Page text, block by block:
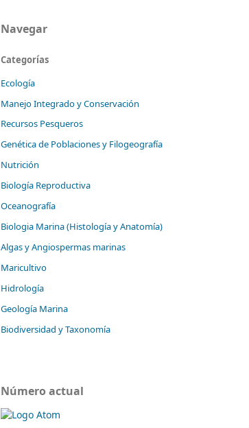
Navegar
Categorías
Ecología
Manejo Integrado y Conservación
Recursos Pesqueros
Genética de Poblaciones y Filogeografía
Nutrición
Biología Reproductiva
Oceanografía
Biologia Marina (Histología y Anatomía)
Algas y Angiospermas marinas
Maricultivo
Hidrología
Geología Marina
Biodiversidad y Taxonomía
Número actual